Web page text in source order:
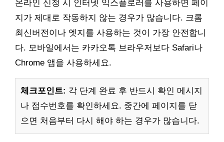
온라인 신청 시 인터넷 익스플로러를 사용하면 페이
지가 제대로 작동하지 않는 경우가 많습니다. 크롬
최신버전이나 엣지를 사용하는 것이 가장 안전합니
다. 모바일에서는 카카오톡 브라우저보다 Safari나
Chrome 앱을 사용하세요.
체크포인트: 각 단계 완료 후 반드시 확인 메시지
나 접수번호를 확인하세요. 중간에 페이지를 닫
으면 처음부터 다시 해야 하는 경우가 많습니다.